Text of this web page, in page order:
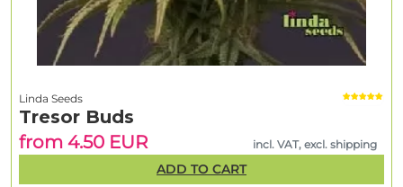
Linda Seeds
Tresor Buds
from 4.50 EUR
incl. VAT, excl. shipping
ADD TO CART